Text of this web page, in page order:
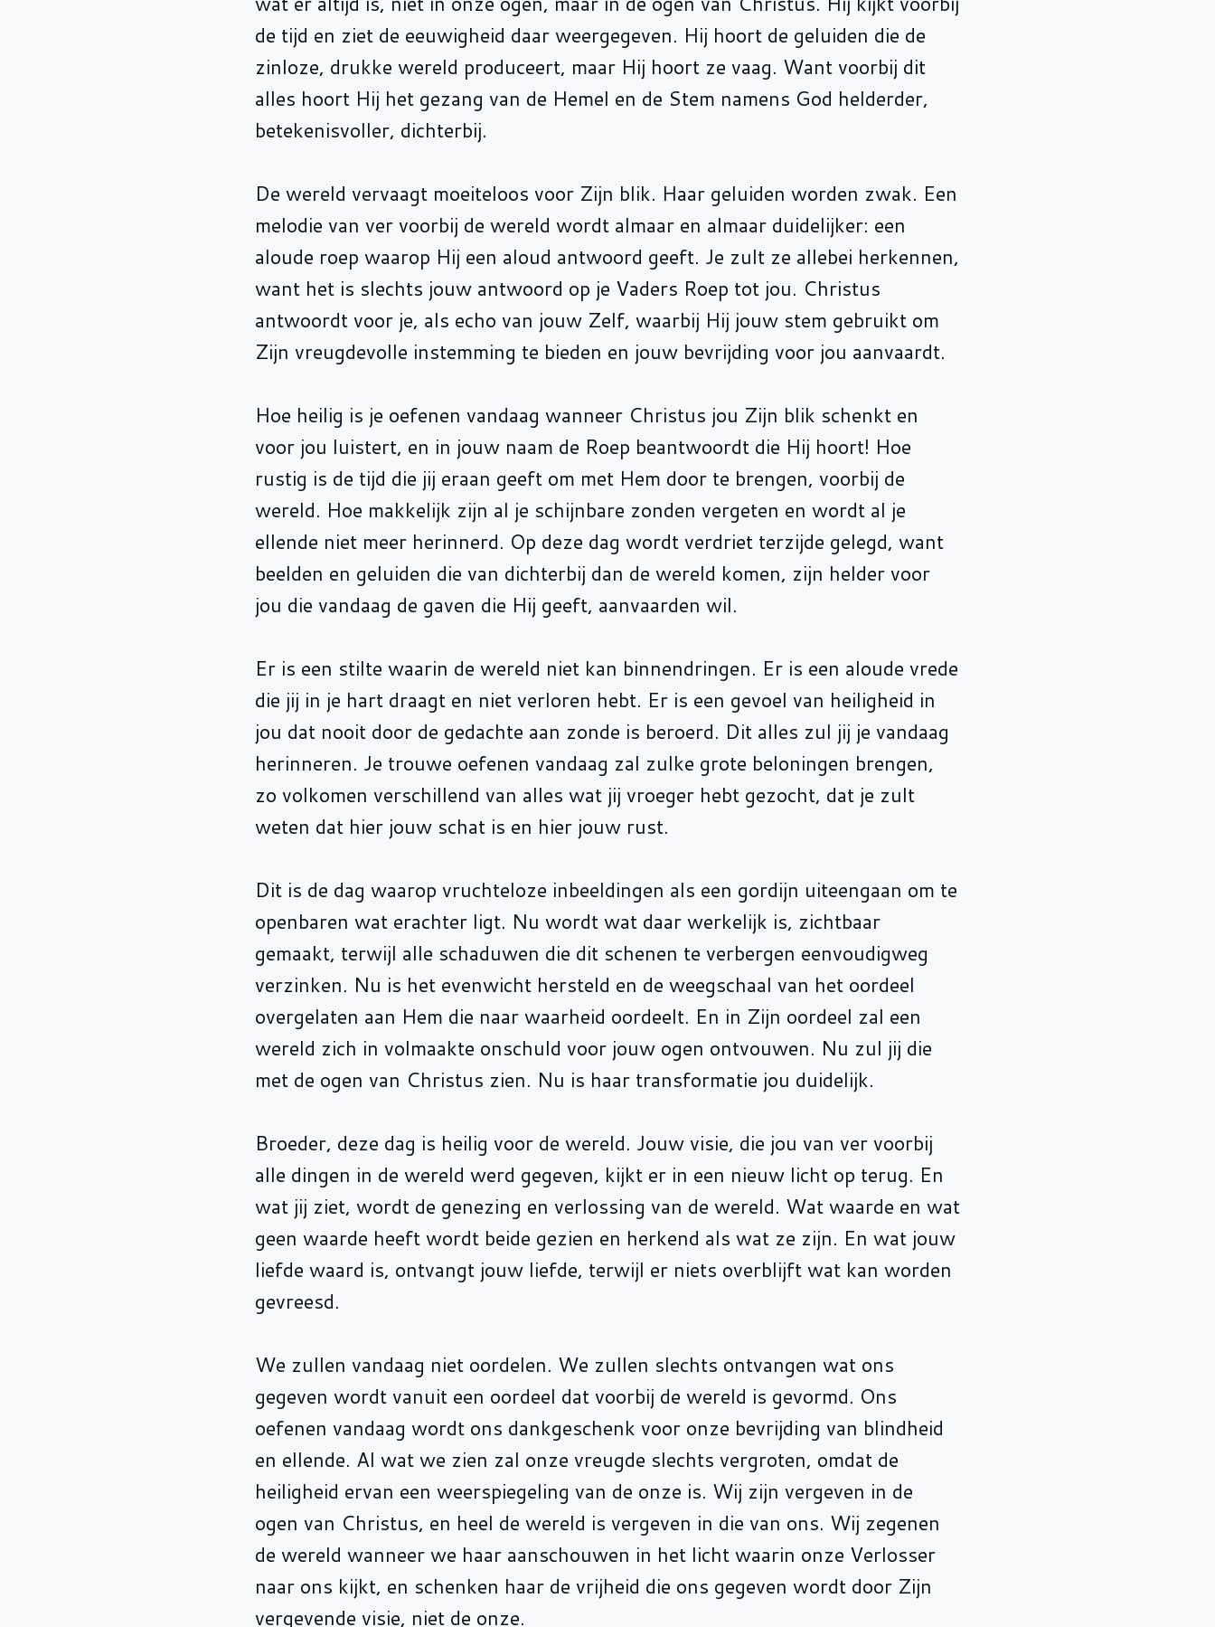
de tijd en ziet de eeuwigheid daar weergegeven. Hij hoort de geluiden die de
zinloze, drukke wereld produceert, maar Hij hoort ze vaag. Want voorbij dit
alles hoort Hij het gezang van de Hemel en de Stem namens God helderder,
betekenisvoller, dichterbij.
De wereld vervaagt moeiteloos voor Zijn blik. Haar geluiden worden zwak. Een
melodie van ver voorbij de wereld wordt almaar en almaar duidelijker: een
aloude roep waarop Hij een aloud antwoord geeft. Je zult ze allebei herkennen,
want het is slechts jouw antwoord op je Vaders Roep tot jou. Christus
antwoordt voor je, als echo van jouw Zelf, waarbij Hij jouw stem gebruikt om
Zijn vreugdevolle instemming te bieden en jouw bevrijding voor jou aanvaardt.
Hoe heilig is je oefenen vandaag wanneer Christus jou Zijn blik schenkt en
voor jou luistert, en in jouw naam de Roep beantwoordt die Hij hoort! Hoe
rustig is de tijd die jij eraan geeft om met Hem door te brengen, voorbij de
wereld. Hoe makkelijk zijn al je schijnbare zonden vergeten en wordt al je
ellende niet meer herinnerd. Op deze dag wordt verdriet terzijde gelegd, want
beelden en geluiden die van dichterbij dan de wereld komen, zijn helder voor
jou die vandaag de gaven die Hij geeft, aanvaarden wil.
Er is een stilte waarin de wereld niet kan binnendringen. Er is een aloude vrede
die jij in je hart draagt en niet verloren hebt. Er is een gevoel van heiligheid in
jou dat nooit door de gedachte aan zonde is beroerd. Dit alles zul jij je vandaag
herinneren. Je trouwe oefenen vandaag zal zulke grote beloningen brengen,
zo volkomen verschillend van alles wat jij vroeger hebt gezocht, dat je zult
weten dat hier jouw schat is en hier jouw rust.
Dit is de dag waarop vruchteloze inbeeldingen als een gordijn uiteengaan om te
openbaren wat erachter ligt. Nu wordt wat daar werkelijk is, zichtbaar
gemaakt, terwijl alle schaduwen die dit schenen te verbergen eenvoudigweg
verzinken. Nu is het evenwicht hersteld en de weegschaal van het oordeel
overgelaten aan Hem die naar waarheid oordeelt. En in Zijn oordeel zal een
wereld zich in volmaakte onschuld voor jouw ogen ontvouwen. Nu zul jij die
met de ogen van Christus zien. Nu is haar transformatie jou duidelijk.
Broeder, deze dag is heilig voor de wereld. Jouw visie, die jou van ver voorbij
alle dingen in de wereld werd gegeven, kijkt er in een nieuw licht op terug. En
wat jij ziet, wordt de genezing en verlossing van de wereld. Wat waarde en wat
geen waarde heeft wordt beide gezien en herkend als wat ze zijn. En wat jouw
liefde waard is, ontvangt jouw liefde, terwijl er niets overblijft wat kan worden
gevreesd.
We zullen vandaag niet oordelen. We zullen slechts ontvangen wat ons
gegeven wordt vanuit een oordeel dat voorbij de wereld is gevormd. Ons
oefenen vandaag wordt ons dankgeschenk voor onze bevrijding van blindheid
en ellende. Al wat we zien zal onze vreugde slechts vergroten, omdat de
heiligheid ervan een weerspiegeling van de onze is. Wij zijn vergeven in de
ogen van Christus, en heel de wereld is vergeven in die van ons. Wij zegenen
de wereld wanneer we haar aanschouwen in het licht waarin onze Verlosser
naar ons kijkt, en schenken haar de vrijheid die ons gegeven wordt door Zijn
vergevende visie, niet de onze.